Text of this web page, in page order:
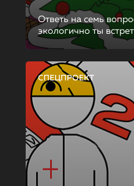
Ответь на семь
экологично ты
СПЕЦПРОЕКТ